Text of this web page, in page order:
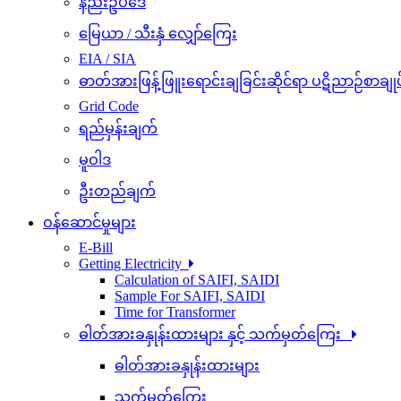
နည်းဥပဒေ
မြေယာ / သီးနှံ လျှော်ကြေး
EIA / SIA
ဓာတ်အားဖြန့်ဖြူးရောင်းချခြင်းဆိုင်ရာ ပဋိညာဉ်စာချု
Grid Code
ရည်မှန်းချက်
မူဝါဒ
ဦးတည်ချက်
ဝန်ဆောင်မှုများ
E-Bill
Getting Electricity
Calculation of SAIFI, SAIDI
Sample For SAIFI, SAIDI
Time for Transformer
ဓါတ်အားခနှုန်းထားများ နှင့် သက်မှတ်ကြေး
ဓါတ်အားခနှုန်းထားများ